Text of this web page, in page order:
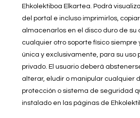
Ehkolektiboa Elkartea. Podrá
del portal e incluso imprimirlos,
almacenarlos en el disco duro de su
cualquier otro soporte físico siempre
única y exclusivamente, para su uso
privado. El usuario deberá
alterar, eludir o manipular cualquier
protección o sistema de seguridad
instalado en las páginas de